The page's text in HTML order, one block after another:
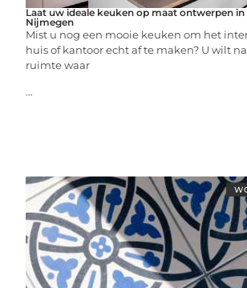
Laat uw ideale keuken op maat ontwerpen
Nijmegen
Mist u nog een mooie keuken om het
huis of kantoor echt af te maken? U wilt
ruimte waar
...